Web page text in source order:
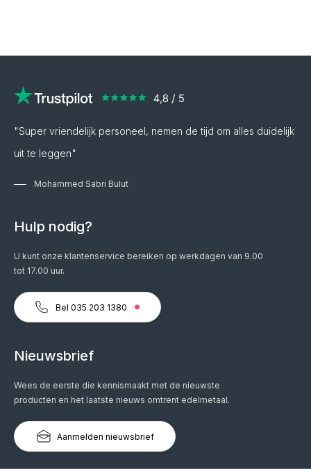
"Super vriendelijk personeel, nemen de tijd om alles duidelijk
uit te leggen"
Mohammed Sabri Bulut
Hulp nodig?
U kunt onze klantenservice bereiken op werkdagen van 9.00
tot 17.00 uur.
Bel 035 203 1380
Nieuwsbrief
Wees de eerste die kennismaakt met de nieuwste
producten en het laatste nieuws omtrent edelmetaal.
Aanmelden nieuwsbrief